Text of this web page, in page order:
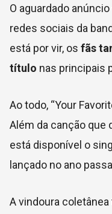
O aguardado
redes sociais da
está por vir, os fãs
título nas principais
Ao todo, “Your
Além da canção que
está disponível o
lançado no ano
A vindoura